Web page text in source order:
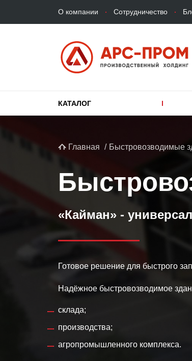
Верхнее
меню
О компании Сотрудничество
Основная
навигация
КАТАЛОГ
Строка
Главная Быстровозводимые
«Кайман» -
Готовое решение для быстрого
Надёжное быстровозводимое
склада;
производства;
агропромышленного комплекса.